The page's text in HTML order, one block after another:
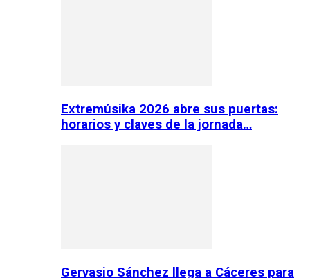
Extremúsika 2026 abre sus puertas:
horarios y claves de la jornada…
Gervasio Sánchez llega a Cáceres para